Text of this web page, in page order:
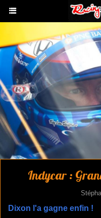
Indycar :
Dixon l'a gagne enfin !